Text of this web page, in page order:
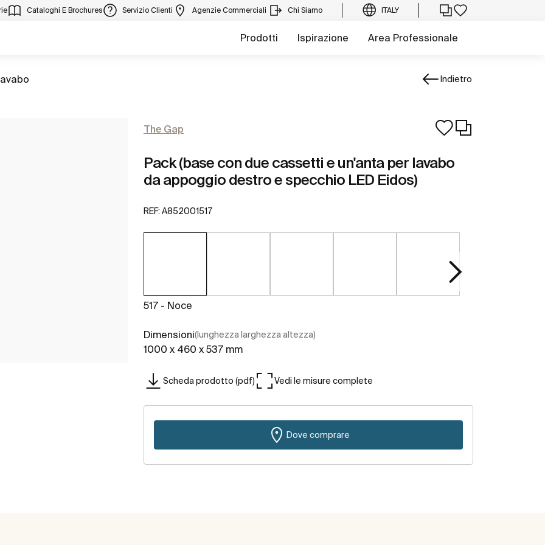
Cataloghi E Brochures Servizio Clienti Agenzie Commerciali Chi Siamo ITALY
Prodotti Ispirazione Area Professionale
Indietro
The Gap
Pack (base con due cassetti e un'anta per lavabo
da appoggio destro e specchio LED Eidos)
REF: A852001517
517 - Noce
Dimensioni(lunghezza larghezza altezza)
1000 x 460 x 537 mm
Scheda prodotto (pdf) Vedi le misure complete
Dove comprare